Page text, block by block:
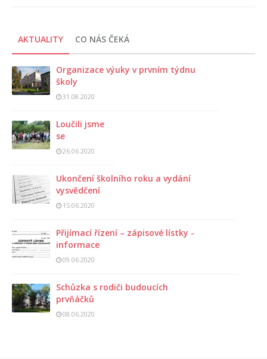
AKTUALITY CO NÁS ČEKÁ
Organizace výuky v prvním týdnu
školy
31.08.2020
Loučili jsme
se
26.06.2020
Ukončení školního roku a vydání
vysvědčení
15.06.2020
Přijímací řízení – zápisové lístky -
informace
09.06.2020
Schůzka s rodiči budoucích
prvňáčků
08.06.2020